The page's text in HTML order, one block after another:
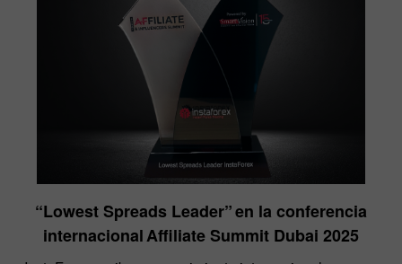
“Lowest Spreads Leader” en la conferencia
internacional Affiliate Summit Dubai 2025